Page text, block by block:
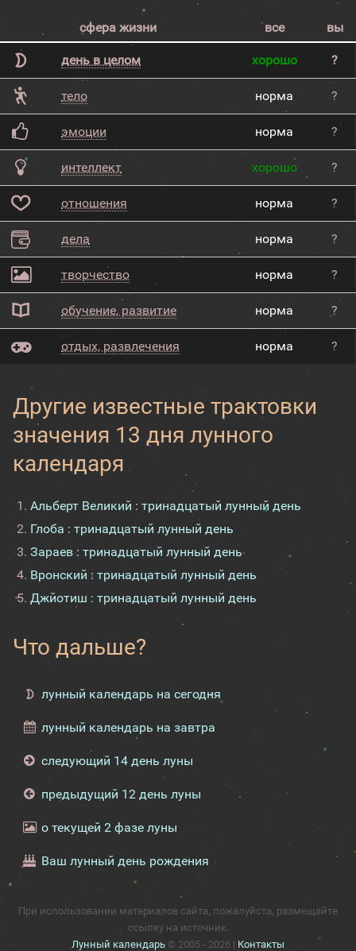
сфера жизни все вы
день в целом хорошо ?
тело норма ?
эмоции норма ?
интеллект хорошо ?
отношения норма ?
дела норма ?
творчество норма ?
обучение, развитие норма ?
отдых, развлечения норма ?
Другие известные трактовки
значения 13 дня лунного
календаря
Альберт Великий : тринадцатый лунный день
Глоба : тринадцатый лунный день
Зараев : тринадцатый лунный день
Вронский : тринадцатый лунный день
Джйотиш : тринадцатый лунный день
Что дальше?
лунный календарь на сегодня
лунный календарь на завтра
следующий 14 день луны
предыдущий 12 день луны
о текущей 2 фазе луны
Ваш лунный день рождения
При использовании материалов сайта, пожалуйста, размещайте
ссылку на источник.
Лунный календарь © 2005 - 2026 | Контакты